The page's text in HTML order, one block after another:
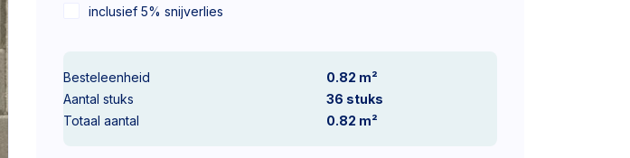
inclusief 5% snijverlies
Besteleenheid
0.82 m²
Aantal stuks
36 stuks
Totaal aantal
0.82 m²